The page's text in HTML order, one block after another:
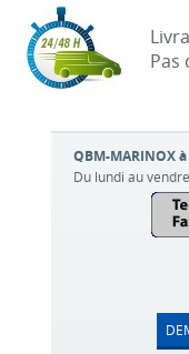
Pas
QBM-MARINOX
Du lundi au